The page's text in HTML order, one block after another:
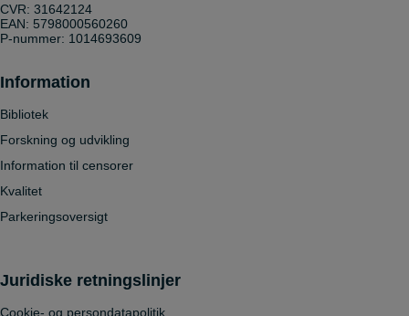
CVR: 31642124
EAN: 5798000560260
P-nummer: 1014693609
Information
Bibliotek
Forskning og udvikling
Information til censorer
Kvalitet
Parkeringsoversigt
Juridiske retningslinjer
Cookie- og persondatapolitik